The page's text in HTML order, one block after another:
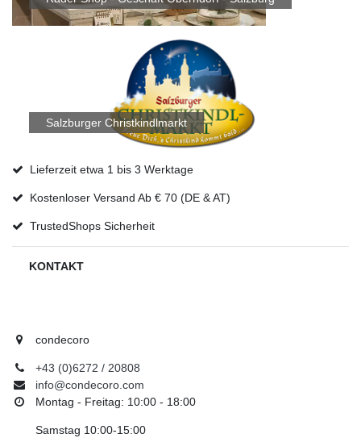
Salzburger Christkindlmarkt
Lieferzeit etwa 1 bis 3 Werktage
Kostenloser Versand Ab € 70 (DE & AT)
TrustedShops Sicherheit
KONTAKT
condecoro
+43 (0)6272 / 20808
info@condecoro.com
Montag - Freitag: 10:00 - 18:00
Samstag 10:00-15:00